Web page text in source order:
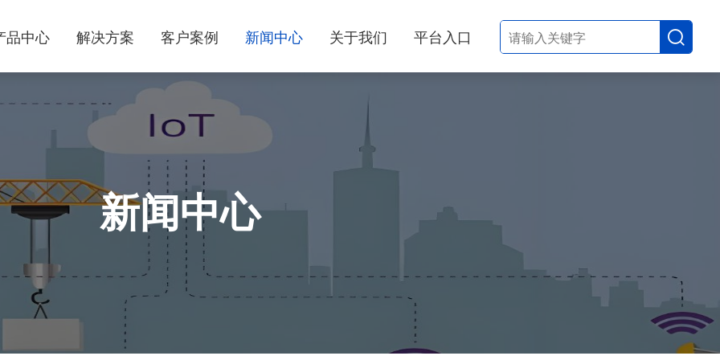
品中心 解决方案 客户案例 新闻中心 关于我们 平台入口
新闻中心